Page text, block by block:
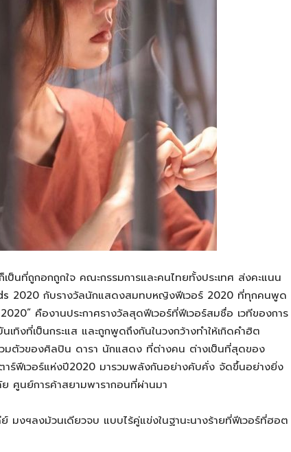
ป็นที่ถูกอกถูกใจ คณะกรรมการและคนไทยทั้งประเทศ ส่งคะแนน
2020 กับรางวัลนักแสดงสมทบหญิงฟีเวอร์ 2020 ที่ทุกคนพูด
คืองานประกาศรางวัลสุดฟีเวอร์ที่ฟีเวอร์สมชื่อ เวทีของการ
เทิงที่เป็นกระแส และถูกพูดถึงกันในวงกว้างทำให้เกิดคำฮิต
วมตัวของศิลปิน ดารา นักแสดง ที่ต่างคน ต่างเป็นที่สุดของ
ร์ฟีเวอร์แห่งปี2020 มารวมพลังกันอย่างคับคั่ง จัดขึ้นอย่างยิ่ง
นย์การค้าสยามพารากอนที่ผ่านมา
ย์ มงฯลงม้วนเดียวจบ แบบไร้คู่แข่งในฐานะนางร้ายที่ฟีเวอร์ที่ฮอต